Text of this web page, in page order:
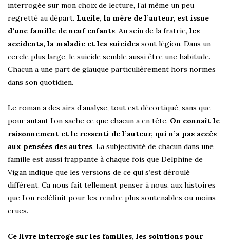
interrogée sur mon choix de lecture, l’ai même un peu
regretté au départ. Lucile, la mère de l’auteur, est issue
d’une famille de neuf enfants. Au sein de la fratrie, les
accidents, la maladie et les suicides sont légion. Dans un
cercle plus large, le suicide semble aussi être une habitude.
Chacun a une part de glauque particulièrement hors normes
dans son quotidien.
Le roman a des airs d’analyse, tout est décortiqué, sans que
pour autant l’on sache ce que chacun a en tête. On connaît le
raisonnement et le ressenti de l’auteur, qui n’a pas accès
aux pensées des autres. La subjectivité de chacun dans une
famille est aussi frappante à chaque fois que Delphine de
Vigan indique que les versions de ce qui s’est déroulé
diffèrent. Ca nous fait tellement penser à nous, aux histoires
que l’on redéfinit pour les rendre plus soutenables ou moins
crues.
Ce livre interroge sur les familles, les solutions pour